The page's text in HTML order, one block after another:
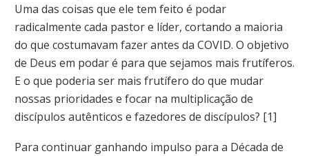
Uma das coisas que ele tem feito é podar
radicalmente cada pastor e líder, cortando a maioria
do que costumavam fazer antes da COVID. O objetivo
de Deus em podar é para que sejamos mais frutíferos.
E o que poderia ser mais frutífero do que mudar
nossas prioridades e focar na multiplicação de
discípulos autênticos e fazedores de discípulos? [1]
Para continuar ganhando impulso para a Década de